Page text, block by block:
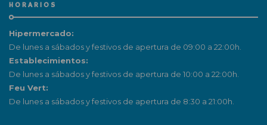
HORARIOS
Hipermercado:
De lunes a sábados y festivos de apertura de 09:00 a 22:00h.
Establecimientos:
De lunes a sábados y festivos de apertura de 10:00 a 22:00h.
Feu Vert:
De lunes a sábados y festivos de apertura de 8:30 a 21:00h.